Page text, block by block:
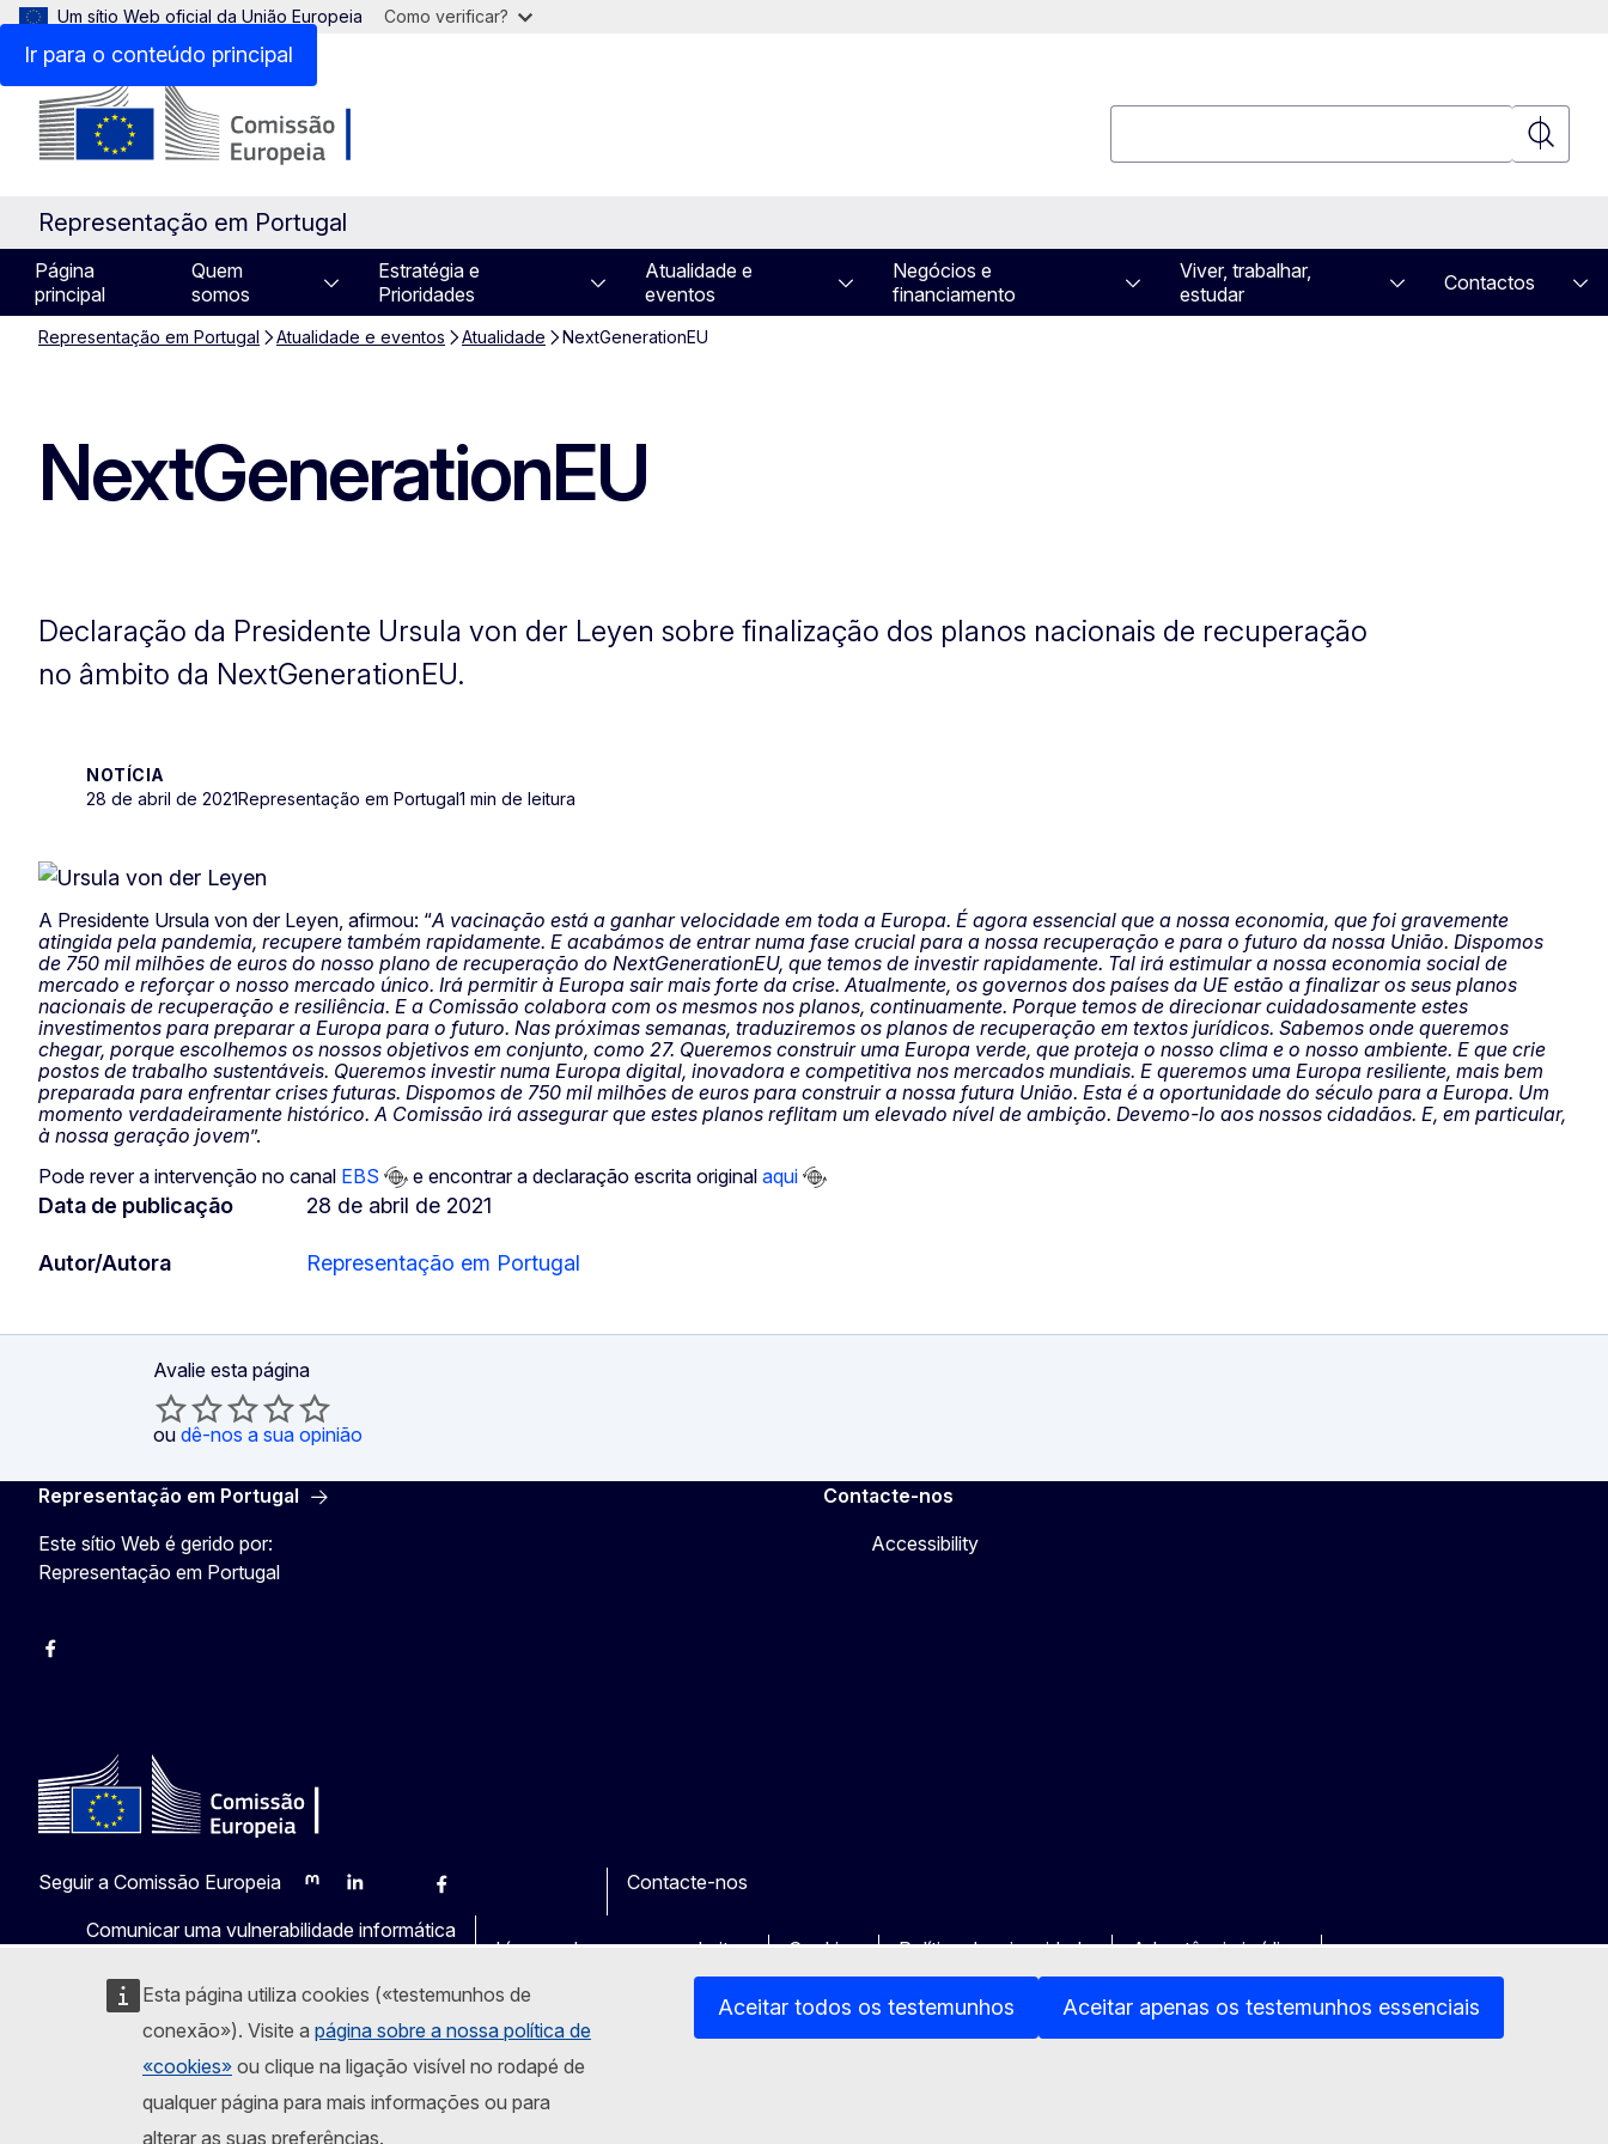
Ir para o conteúdo principal
Esta página utiliza cookies («testemunhos de
conexão»). Visite a página sobre a nossa política de
«cookies» ou clique na ligação visível no rodapé de
qualquer página para mais informações ou para
alterar as suas preferências.
Aceitar todos os testemunhos Aceitar apenas os testemunhos essenciais
Um sítio Web oficial da União Europeia Como verificar?
Representação em Portugal
Página
principal
Quem
somos
Estratégia e
Prioridades
Atualidade e
eventos
Negócios e
financiamento
Viver, trabalhar,
estudar
Contactos
Representação em Portugal Atualidade e eventos Atualidade NextGenerationEU
NextGenerationEU
Declaração da Presidente Ursula von der Leyen sobre finalização dos planos nacionais de recuperação
no âmbito da NextGenerationEU.
NOTÍCIA
28 de abril de 2021Representação em Portugal1 min de leitura
A Presidente Ursula von der Leyen, afirmou: “A vacinação está a ganhar velocidade em toda a Europa. É agora essencial que a nossa economia, que foi gravemente
atingida pela pandemia, recupere também rapidamente. E acabámos de entrar numa fase crucial para a nossa recuperação e para o futuro da nossa União. Dispomos
de 750 mil milhões de euros do nosso plano de recuperação do NextGenerationEU, que temos de investir rapidamente. Tal irá estimular a nossa economia social de
mercado e reforçar o nosso mercado único. Irá permitir à Europa sair mais forte da crise. Atualmente, os governos dos países da UE estão a finalizar os seus planos
nacionais de recuperação e resiliência. E a Comissão colabora com os mesmos nos planos, continuamente. Porque temos de direcionar cuidadosamente estes
investimentos para preparar a Europa para o futuro. Nas próximas semanas, traduziremos os planos de recuperação em textos jurídicos. Sabemos onde queremos
chegar, porque escolhemos os nossos objetivos em conjunto, como 27. Queremos construir uma Europa verde, que proteja o nosso clima e o nosso ambiente. E que crie
postos de trabalho sustentáveis. Queremos investir numa Europa digital, inovadora e competitiva nos mercados mundiais. E queremos uma Europa resiliente, mais bem
preparada para enfrentar crises futuras. Dispomos de 750 mil milhões de euros para construir a nossa futura União. Esta é a oportunidade do século para a Europa. Um
momento verdadeiramente histórico. A Comissão irá assegurar que estes planos reflitam um elevado nível de ambição. Devemo-lo aos nossos cidadãos. E, em particular,
à nossa geração jovem”.
Pode rever a intervenção no canal EBS e encontrar a declaração escrita original aqui
Data de publicação 28 de abril de 2021
Autor/Autora Representação em Portugal
Avalie esta página
ou dê-nos a sua opinião
Representação em Portugal
Este sítio Web é gerido por:
Representação em Portugal
Facebook
Contacte-nos
Accessibility
Seguir a Comissão Europeia
MastodonLinkedInBlueskyFacebook
Contacte-nos
Comunicar uma vulnerabilidade informática
Línguas dos nossos websites
Cookies Política de privacidade Advertência jurídica